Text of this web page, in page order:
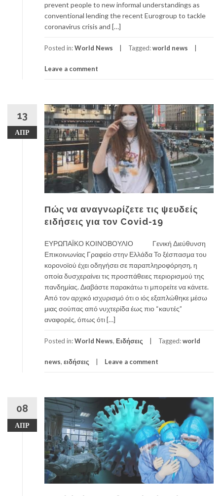
prevent people to new informal understandings as
conventional lending the recent Eurogroup to tackle
coronavirus crisis and […]
Posted in:World News Tagged:world news
Leave a comment
13
ΑΠΡ
Πώς να αναγνωρίζετε τις ψευδείς
ειδήσεις για τον Covid-19
ΕΥΡΩΠΑΪΚΟ ΚΟΙΝΟΒΟΥΛΙΟ Γενική Διεύθυνση
Επικοινωνίας Γραφείο στην Ελλάδα Το ξέσπασμα του
κορονοϊού έχει οδηγήσει σε παραπληροφόρηση, η
οποία δυσχεραίνει τις προσπάθειες περιορισμού της
πανδημίας. Διαβάστε παρακάτω τι μπορείτε να κάνετε.
Από τον αρχικό ισχυρισμό ότι ο ιός εξαπλώθηκε μέσω
μιας σούπας από νυχτερίδα έως πιο “καυτές”
αναφορές, όπως ότι […]
Posted in:World News, Ειδήσεις Tagged:world
news, ειδήσεις Leave a comment
08
ΑΠΡ